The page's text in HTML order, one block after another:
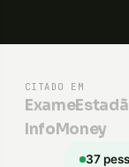
CITADO EM
Exame
InfoMoney
37